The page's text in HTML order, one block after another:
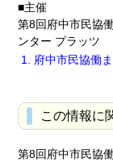
■主催
第8回府中市民協
ンター プラッツ
府中市民協働
この情報に
第8回府中市民協